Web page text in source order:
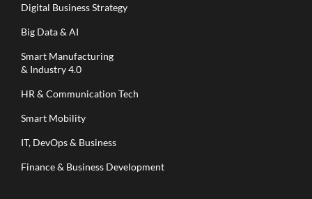
Digital Business Strategy
Big Data & AI
Smart Manufacturing
& Industry 4.0
HR & Communication Tech
Smart Mobility
IT, DevOps & Business
Finance & Business Development